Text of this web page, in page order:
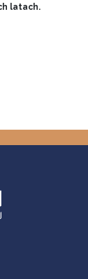
latach.